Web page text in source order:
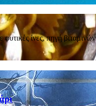
ίνες, πηγή